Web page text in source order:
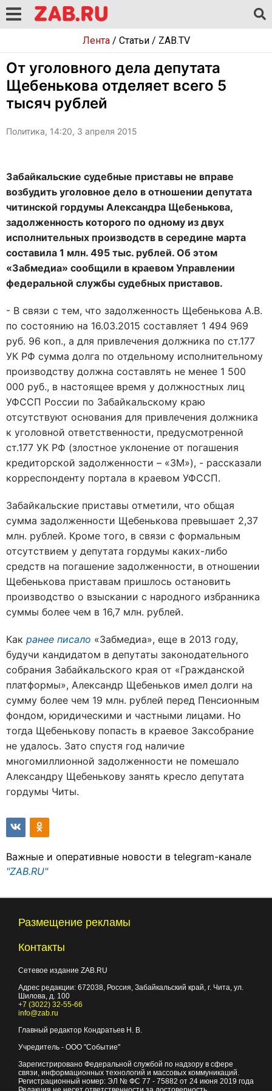
Лента/ Статьи/ ZAB.TV
От уголовного дела депутата
Щебенькова отделяет всего 5
тысяч рублей
Политика, 14:20, 3 апреля 2015
Забайкальские судебные приставы не вправе
возбудить уголовное дело в отношении депутата
читинской гордумы Александра Щебенькова,
задолженность которого по одному из двух
исполнительных производств в середине марта
составила 1 млн. 495 тыс. рублей. Об этом
«Забмедиа» сообщили в краевом Управлении
федеральной службы судебных приставов.
- В связи с тем, что задолженность Щебенькова А.В.
по состоянию на 16.03.2015 составляет 1 494 969
руб. 96 коп., а для привлечения должника по ст.177
УК РФ сумма долга по отдельному исполнительному
производству должна составлять не менее 1 500
000 руб., в настоящее время у должностных лиц
УФССП России по Забайкальскому краю
отсутствуют основания для привлечения должника
к уголовной ответственности, предусмотренной
ст.177 УК РФ (злостное уклонение от погашения
кредиторской задолженности – «ЗМ»), - рассказали
корреспонденту портала в краевом УФССП.
Забайкальские приставы отметили, что общая
сумма задолженности Щебенькова превышает 2,37
млн. рублей. Кроме того, в связи с формальным
отсутствием у депутата гордумы каких-либо
средств на погашение задолженности, в отношении
Щебенькова приставам пришлось остановить
производство о взыскании с народного избранника
суммы более чем в 16,7 млн. рублей.
Как ранее писало «Забмедиа», еще в 2013 году,
будучи кандидатом в депутаты законодательного
собрания Забайкальского края от «Гражданской
платформы», Александр Щебеньков имел долги на
сумму более чем 19 млн. рублей перед Пенсионным
фондом, юридическими и частными лицами. Но
тогда Щебенькову попасть в краевое Заксобрание
не удалось. Зато спустя год наличие
многомиллионной задолженности не помешало
Александру Щебенькову занять кресло депутата
гордумы Читы.
Важные и оперативные новости в telegram-канале
"ZAB.RU"
Размещение рекламы
Контакты
Сетевое издание ZAB.RU
Адрес редакции: 672038, Россия, Забайкальский край, г. Чита, ул.
Шилова, д. 100
+7 (3022) 32-55-66
info@zab.ru
Главный редактор Кондратьев Н. В.
Учредитель - ООО "Событие"
Зарегистрировано Федеральной службой по надзору в сфере
связи, информационных технологий и массовых коммуникаций.
Регистрационный номер: ЭЛ № ФС 77 - 75882 от 24 июня 2019 года